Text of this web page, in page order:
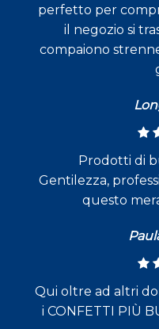
perfetto per
il negozio si
compaiono
Prodotti di
Gentilezza,
questo
Qui oltre ad altri
i CONFETTI PIÙ